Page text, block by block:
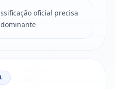
oficial precisa